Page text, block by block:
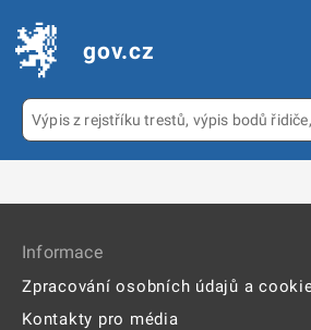
gov.cz
Informace
Zpracování osobních údajů a
Kontakty pro média